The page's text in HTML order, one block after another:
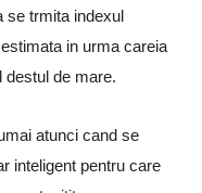
se trmita indexul
in urma careia
destul de mare.
atunci cand se
inteligent pentru care